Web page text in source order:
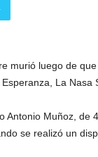
murió luego de
La Nasa
Antonio Muñoz, de
se realizó un